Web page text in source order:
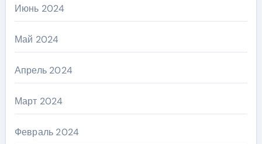
Июнь 2024
Май 2024
Апрель 2024
Март 2024
Февраль 2024